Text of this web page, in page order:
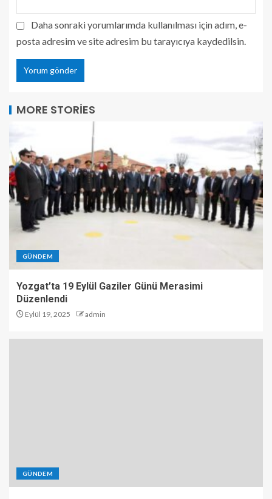
Daha sonraki yorumlarımda kullanılması için adım, e-
posta adresim ve site adresim bu tarayıcıya kaydedilsin.
MORE STORIES
GÜNDEM
Yozgat’ta 19 Eylül Gaziler Günü Merasimi
Düzenlendi
Eylül 19, 2025 admin
GÜNDEM